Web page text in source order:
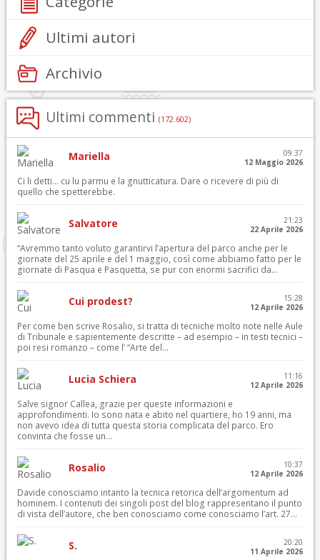
Ultimi autori
Archivio
Ultimi commenti (172.602)
Mariella
09:37
12 Maggio 2026
Ci li detti… cu lu parmu e la gnutticatura. Dare o ricevere di più di
quello che spetterebbe.
Salvatore
21:23
22 Aprile 2026
“Avremmo tanto voluto garantirvi l’apertura del parco anche per le
giornate del 25 aprile e del 1 maggio, così come abbiamo fatto per le
giornate di Pasqua e Pasquetta, se pur con enormi sacrifici da...
Cui prodest?
15:28
12 Aprile 2026
Per come ben scrive Rosalio, si tratta di tecniche molto note nelle Aule
di Tribunale e sapientemente descritte – ad esempio – in testi tecnici –
poi resi romanzo – come l’ “Arte del...
Lucia Schiera
11:16
12 Aprile 2026
Salve signor Callea, grazie per queste informazioni e
approfondimenti. Io sono nata e abito nel quartiere, ho 19 anni, ma
non avevo idea di tutta questa storia complicata del parco. Ero
convinta che fosse un...
Rosalio
10:37
12 Aprile 2026
Davide conosciamo intanto la tecnica retorica dell’argomentum ad
hominem. I contenuti dei singoli post del blog rappresentano il punto
di vista dell’autore, che ben conosciamo come conosciamo l’art. 27...
S.
20:20
11 Aprile 2026